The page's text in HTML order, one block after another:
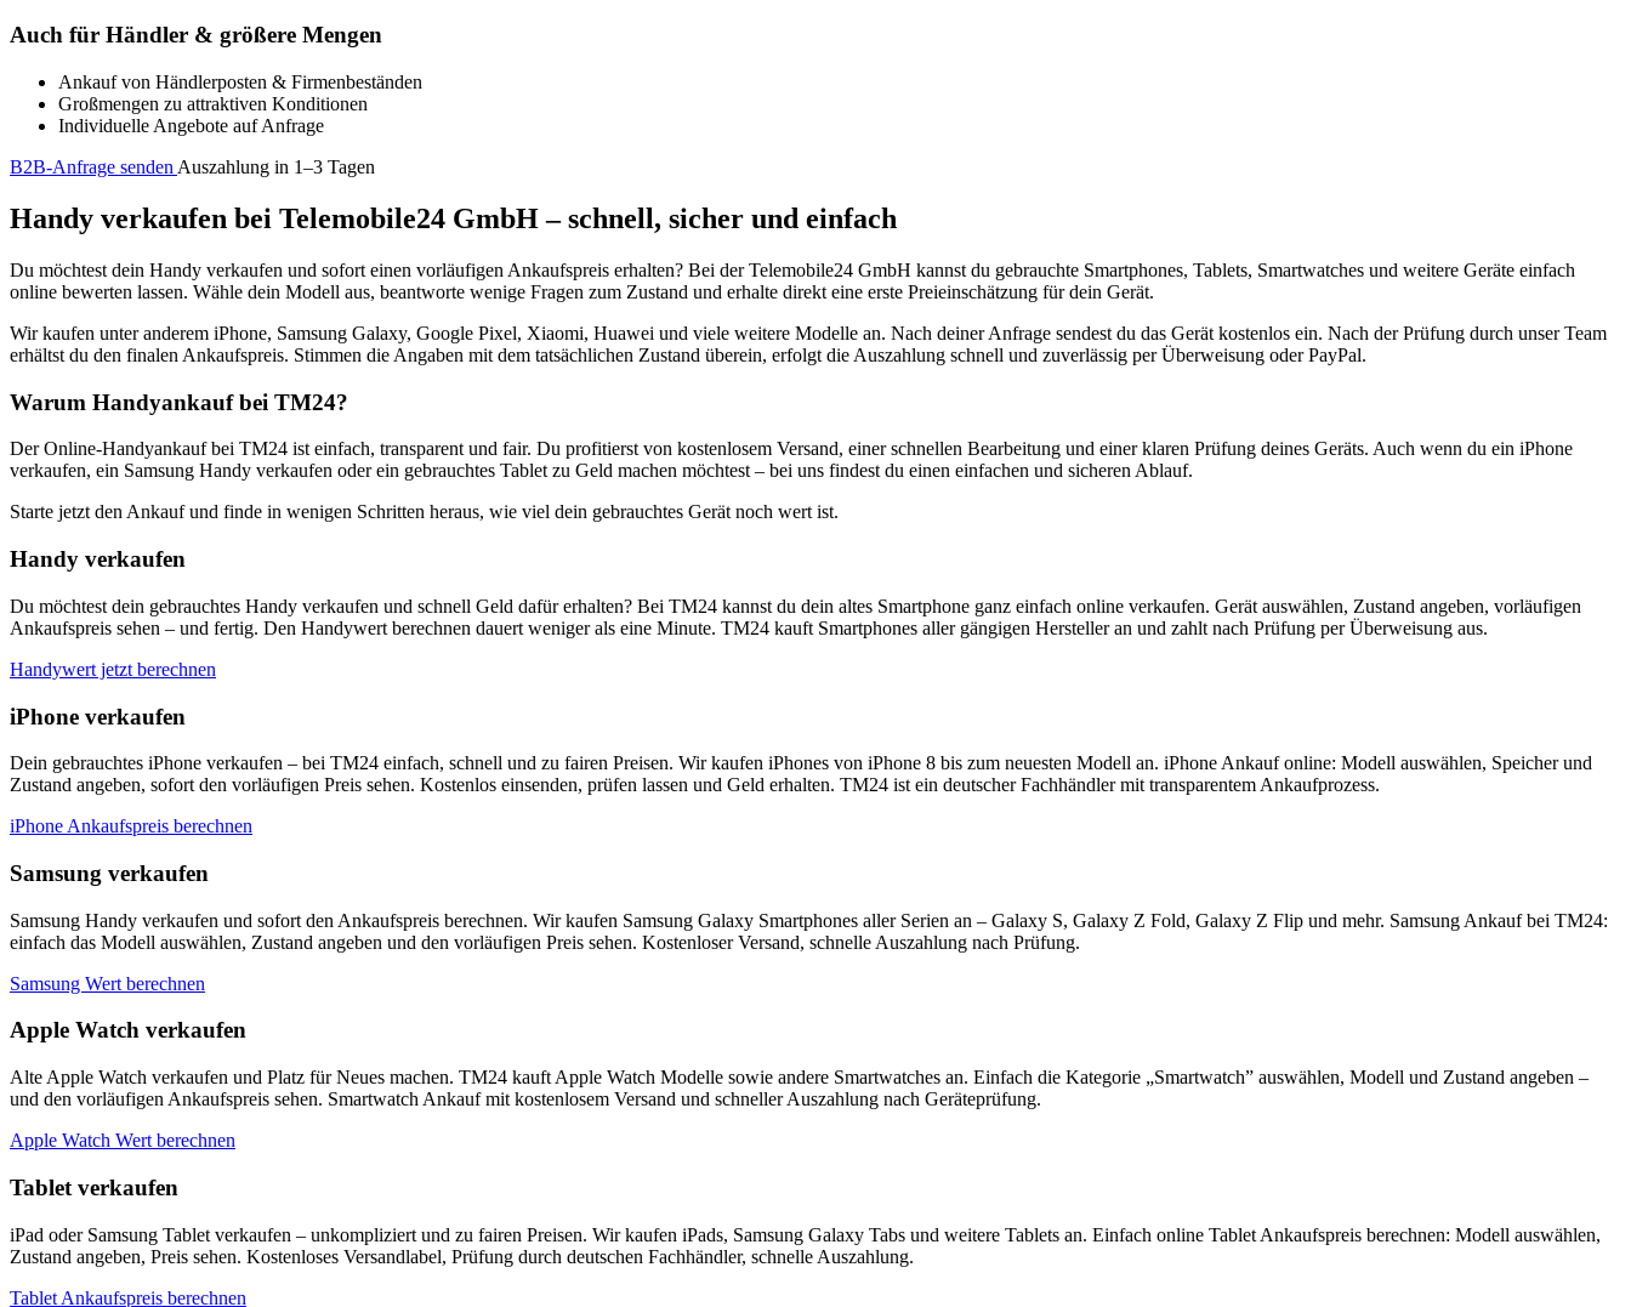
Auch für Händler & größere Mengen
Ankauf von Händlerposten & Firmenbeständen
Großmengen zu attraktiven Konditionen
Individuelle Angebote auf Anfrage
B2B-Anfrage senden Auszahlung in 1–3 Tagen
Handy verkaufen bei Telemobile24 GmbH – schnell, sicher und einfach
Du möchtest dein Handy verkaufen und sofort einen vorläufigen Ankaufspreis erhalten? Bei der Telemobile24 GmbH kannst du gebrauchte Smartphones, Tablets, Smartwatches und weitere Geräte einfach
online bewerten lassen. Wähle dein Modell aus, beantworte wenige Fragen zum Zustand und erhalte direkt eine erste Preieinschätzung für dein Gerät.
Wir kaufen unter anderem iPhone, Samsung Galaxy, Google Pixel, Xiaomi, Huawei und viele weitere Modelle an. Nach deiner Anfrage sendest du das Gerät kostenlos ein. Nach der Prüfung durch unser Team
erhältst du den finalen Ankaufspreis. Stimmen die Angaben mit dem tatsächlichen Zustand überein, erfolgt die Auszahlung schnell und zuverlässig per Überweisung oder PayPal.
Warum Handyankauf bei TM24?
Der Online-Handyankauf bei TM24 ist einfach, transparent und fair. Du profitierst von kostenlosem Versand, einer schnellen Bearbeitung und einer klaren Prüfung deines Geräts. Auch wenn du ein iPhone
verkaufen, ein Samsung Handy verkaufen oder ein gebrauchtes Tablet zu Geld machen möchtest – bei uns findest du einen einfachen und sicheren Ablauf.
Starte jetzt den Ankauf und finde in wenigen Schritten heraus, wie viel dein gebrauchtes Gerät noch wert ist.
Handy verkaufen
Du möchtest dein gebrauchtes Handy verkaufen und schnell Geld dafür erhalten? Bei TM24 kannst du dein altes Smartphone ganz einfach online verkaufen. Gerät auswählen, Zustand angeben, vorläufigen
Ankaufspreis sehen – und fertig. Den Handywert berechnen dauert weniger als eine Minute. TM24 kauft Smartphones aller gängigen Hersteller an und zahlt nach Prüfung per Überweisung aus.
Handywert jetzt berechnen
iPhone verkaufen
Dein gebrauchtes iPhone verkaufen – bei TM24 einfach, schnell und zu fairen Preisen. Wir kaufen iPhones von iPhone 8 bis zum neuesten Modell an. iPhone Ankauf online: Modell auswählen, Speicher und
Zustand angeben, sofort den vorläufigen Preis sehen. Kostenlos einsenden, prüfen lassen und Geld erhalten. TM24 ist ein deutscher Fachhändler mit transparentem Ankaufprozess.
iPhone Ankaufspreis berechnen
Samsung verkaufen
Samsung Handy verkaufen und sofort den Ankaufspreis berechnen. Wir kaufen Samsung Galaxy Smartphones aller Serien an – Galaxy S, Galaxy Z Fold, Galaxy Z Flip und mehr. Samsung Ankauf bei TM24:
einfach das Modell auswählen, Zustand angeben und den vorläufigen Preis sehen. Kostenloser Versand, schnelle Auszahlung nach Prüfung.
Samsung Wert berechnen
Apple Watch verkaufen
Alte Apple Watch verkaufen und Platz für Neues machen. TM24 kauft Apple Watch Modelle sowie andere Smartwatches an. Einfach die Kategorie „Smartwatch” auswählen, Modell und Zustand angeben –
und den vorläufigen Ankaufspreis sehen. Smartwatch Ankauf mit kostenlosem Versand und schneller Auszahlung nach Geräteprüfung.
Apple Watch Wert berechnen
Tablet verkaufen
iPad oder Samsung Tablet verkaufen – unkompliziert und zu fairen Preisen. Wir kaufen iPads, Samsung Galaxy Tabs und weitere Tablets an. Einfach online Tablet Ankaufspreis berechnen: Modell auswählen,
Zustand angeben, Preis sehen. Kostenloses Versandlabel, Prüfung durch deutschen Fachhändler, schnelle Auszahlung.
Tablet Ankaufspreis berechnen